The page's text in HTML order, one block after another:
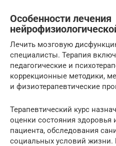
Особенности лечения
Лечить мозговую
специалисты. Терапия
педагогические и
коррекционные методики,
и физиотерапевтические
Терапевтический курс
оценки состояния здоровья
пациента, обследования
социальных условий жизни.